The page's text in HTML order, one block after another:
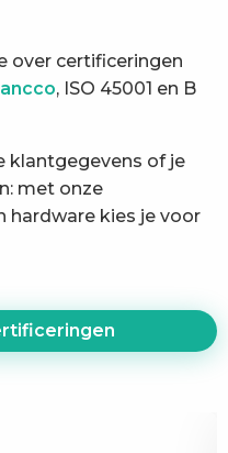
over certificeringen
, ISO 45001 en B
klantgegevens of je
met onze
hardware kies je voor